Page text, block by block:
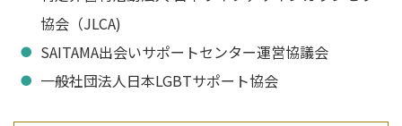
協会（JLCA)
SAITAMA出会いサポートセンター運営協議会
一般社団法人日本LGBTサポート協会